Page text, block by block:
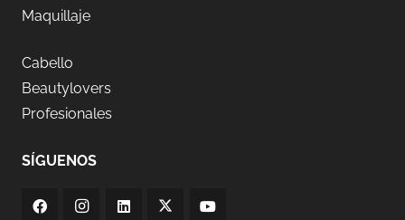
Maquillaje
Cabello
Beautylovers
Profesionales
SÍGUENOS